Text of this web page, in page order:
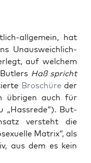
all­ge­mein, hat
Unaus­weich­lich-
auf wel­chem
Haß spricht
Bro­schü­reder
übri­gen auch für
„Hass­re­de“). But­
ver­steht die
Matrix“, als
aus dem es kein